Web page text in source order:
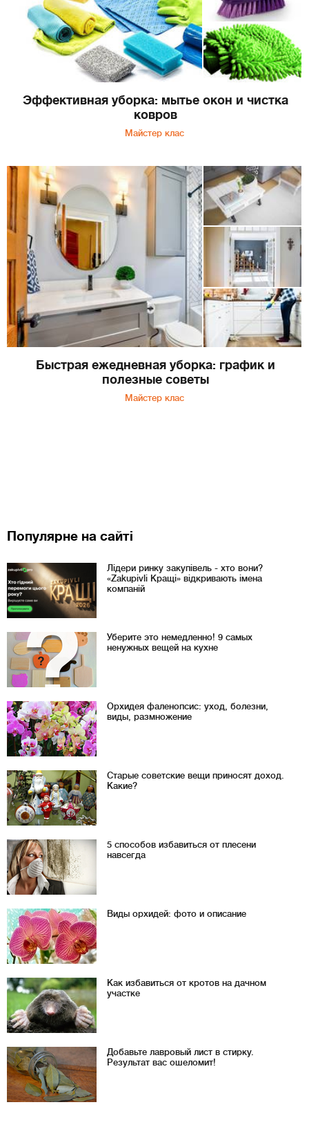
Эффективная уборка: мытье окон и чистка
ковров
Майстер клас
Быстрая ежедневная уборка: график и
полезные советы
Майстер клас
Популярне на сайті
Лідери ринку закупівель - хто вони?
«Zakupivli Кращі» відкривають імена
компаній
Уберите это немедленно! 9 самых
ненужных вещей на кухне
Орхидея фаленопсис: уход, болезни,
виды, размножение
Старые советские вещи приносят доход.
Какие?
5 способов избавиться от плесени
навсегда
Виды орхидей: фото и описание
Как избавиться от кротов на дачном
участке
Добавьте лавровый лист в стирку.
Результат вас ошеломит!